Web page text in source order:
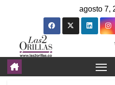
agosto 7,